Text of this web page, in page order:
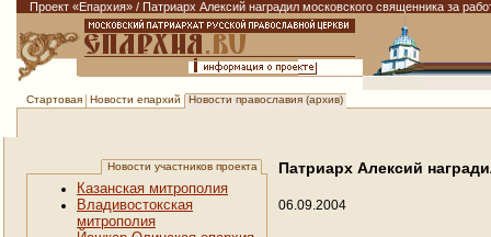
Проект «Епархия» / Патриарх Алексий наградил московского священника за
Стартовая Новости епархий Новости православия (архив)
Новости участников проекта
Казанская митрополия
Владивостокская
митрополия
Патриарх Алексий
06.09.2004